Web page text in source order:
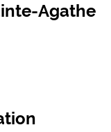
Agathe